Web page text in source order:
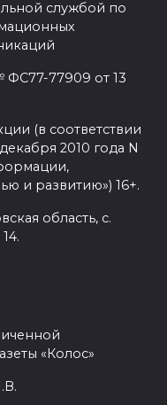
ночью в
районе
службой по
77909 от 13
(в соответствии
2010 года N
и развитию») 16+.
область, с.
«Колос»